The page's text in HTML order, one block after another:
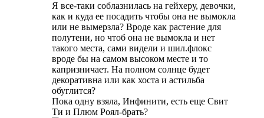
Я все-таки соблазнилась на гейхеру, девочки,
как и куда ее посадить чтобы она не вымокла
или не вымерзла? Вроде как растение для
полутени, но чтоб она не вымокла и нет
такого места, сами видели и шил.флокс
вроде бы на самом высоком месте и то
капризничает. На полном солнце будет
декоративна или как хоста и астильба
обуглится?
Пока одну взяла, Инфинити, есть еще Свит
Ти и Плюм Роял-брать?